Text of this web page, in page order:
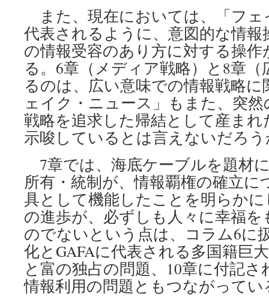
また、現在においては、「フェ
代表されるように、意図的な情
の情報受容のあり方に対する操
る。6章（メディア戦略）と8章
るのは、広い意味での情報戦略
ェイク・ニュース」もまた、突
戦略を追求した帰結として産ま
示唆しているとは言えないだろ
7章では、海底ケーブルを題材
所有・統制が、情報覇権の確立に
具として機能したことを明らか
の進歩が、必ずしも人々に幸福
のでないという点は、コラム6に
化とGAFAに代表される多国籍巨
と富の独占の問題、10章に付記
情報利用の問題ともつながってい